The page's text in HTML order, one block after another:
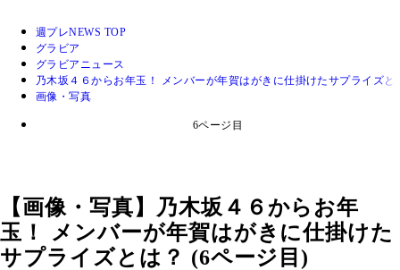
週プレNEWS TOP
グラビア
グラビアニュース
乃木坂４６からお年玉！ メンバーが年賀はがきに仕掛けたサプライズと
画像・写真
6ページ目
【画像・写真】乃木坂４６からお年
玉！ メンバーが年賀はがきに仕掛けた
サプライズとは？ (6ページ目)